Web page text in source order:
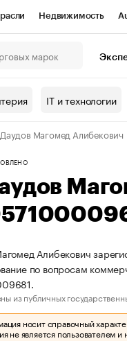
Недвижимость
Проверка контрагентов
IT и технологии
Магомед Алибекович
Алибекович
по вопросам
из публичных
носит справочный
не является пользователем